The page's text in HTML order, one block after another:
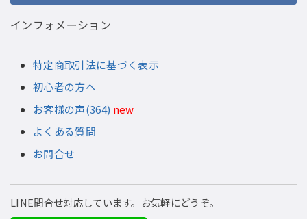
インフォメーション
特定商取引法に基づく表示
初心者の方へ
お客様の声(364) new
よくある質問
お問合せ
LINE問合せ対応しています。お気軽にどうぞ。